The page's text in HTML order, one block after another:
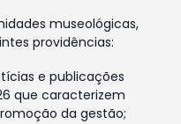
museológicas,
providências:
e publicações
que caracterizem
da gestão;